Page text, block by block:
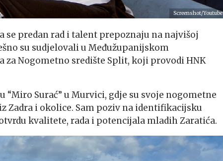
Screenshot/Youtube
se predan rad i talent prepoznaju na najvišoj
su sudjelovali u Međužupanijskom
Nogometno središte Split, koji provodi HNK
Surać” u Murvici, gdje su svoje nogometne
i okolice. Sam poziv na identifikacijsku
kvalitete, rada i potencijala mladih Zaratića.